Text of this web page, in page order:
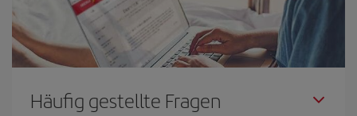
Häufig gestellte Fragen